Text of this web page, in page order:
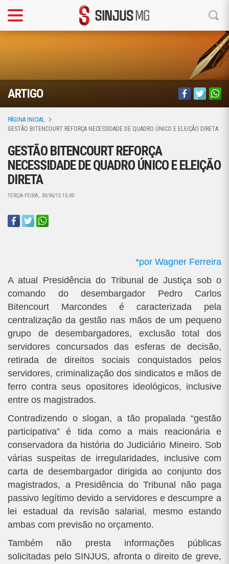
ARTIGO
PÁGINA INICIAL
GESTÃO BITENCOURT REFORÇA NECESSIDADE DE QUADRO ÚNICO E ELEIÇÃO DIRETA
GESTÃO BITENCOURT REFORÇA
NECESSIDADE DE QUADRO ÚNICO E ELEIÇÃO
DIRETA
TERÇA-FEIRA, 30/06/15 15:00
*por Wagner Ferreira
A atual Presidência do Tribunal de Justiça sob o
comando do desembargador Pedro Carlos
Bitencourt Marcondes é caracterizada pela
centralização da gestão nas mãos de um pequeno
grupo de desembargadores, exclusão total dos
servidores concursados das esferas de decisão,
retirada de direitos sociais conquistados pelos
servidores, criminalização dos sindicatos e mãos de
ferro contra seus opositores ideológicos, inclusive
entre os magistrados.
Contradizendo o slogan, a tão propalada “gestão
participativa” é tida como a mais reacionária e
conservadora da história do Judiciário Mineiro. Sob
várias suspeitas de irregularidades, inclusive com
carta de desembargador dirigida ao conjunto dos
magistrados, a Presidência do Tribunal não paga
passivo legítimo devido a servidores e descumpre a
lei estadual da revisão salarial, mesmo estando
ambas com previsão no orçamento.
Também não presta informações públicas
solicitadas pelo SINJUS, afronta o direito de greve,